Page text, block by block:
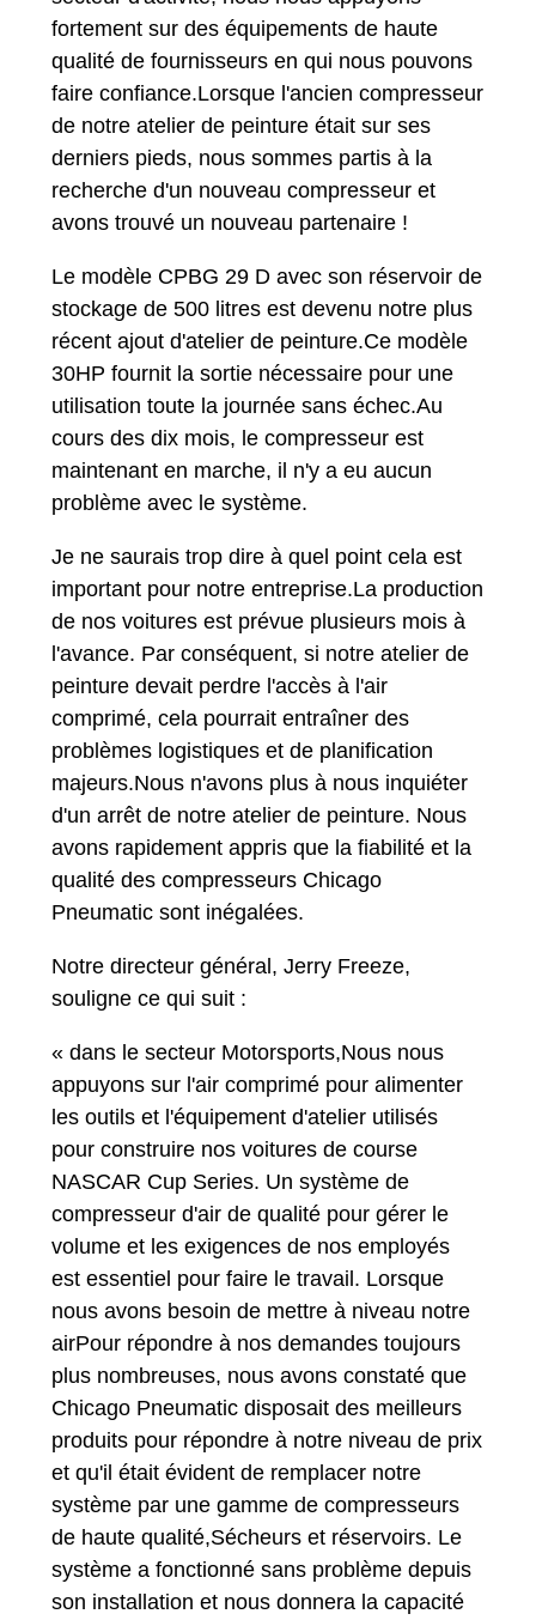
fortement sur des équipements de haute
qualité de fournisseurs en qui nous pouvons
faire confiance.Lorsque l'ancien compresseur
de notre atelier de peinture était sur ses
derniers pieds, nous sommes partis à la
recherche d'un nouveau compresseur et
avons trouvé un nouveau partenaire !
Le modèle CPBG 29 D avec son réservoir de
stockage de 500 litres est devenu notre plus
récent ajout d'atelier de peinture.Ce modèle
30HP fournit la sortie nécessaire pour une
utilisation toute la journée sans échec.Au
cours des dix mois, le compresseur est
maintenant en marche, il n'y a eu aucun
problème avec le système.
Je ne saurais trop dire à quel point cela est
important pour notre entreprise.La production
de nos voitures est prévue plusieurs mois à
l'avance. Par conséquent, si notre atelier de
peinture devait perdre l'accès à l'air
comprimé, cela pourrait entraîner des
problèmes logistiques et de planification
majeurs.Nous n'avons plus à nous inquiéter
d'un arrêt de notre atelier de peinture. Nous
avons rapidement appris que la fiabilité et la
qualité des compresseurs Chicago
Pneumatic sont inégalées.
Notre directeur général, Jerry Freeze,
souligne ce qui suit :
« dans le secteur Motorsports,Nous nous
appuyons sur l'air comprimé pour alimenter
les outils et l'équipement d'atelier utilisés
pour construire nos voitures de course
NASCAR Cup Series. Un système de
compresseur d'air de qualité pour gérer le
volume et les exigences de nos employés
est essentiel pour faire le travail. Lorsque
nous avons besoin de mettre à niveau notre
airPour répondre à nos demandes toujours
plus nombreuses, nous avons constaté que
Chicago Pneumatic disposait des meilleurs
produits pour répondre à notre niveau de prix
et qu'il était évident de remplacer notre
système par une gamme de compresseurs
de haute qualité,Sécheurs et réservoirs. Le
système a fonctionné sans problème depuis
son installation et nous donnera la capacité